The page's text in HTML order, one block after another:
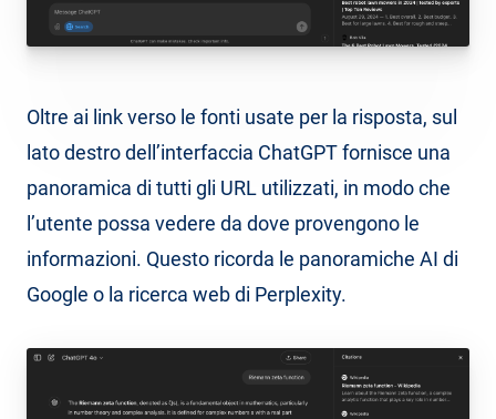
Oltre ai link verso le fonti usate per la risposta, sul
lato destro dell’interfaccia ChatGPT fornisce una
panoramica di tutti gli URL utilizzati, in modo che
l’utente possa vedere da dove provengono le
informazioni. Questo ricorda le panoramiche AI di
Google o la ricerca web di Perplexity.